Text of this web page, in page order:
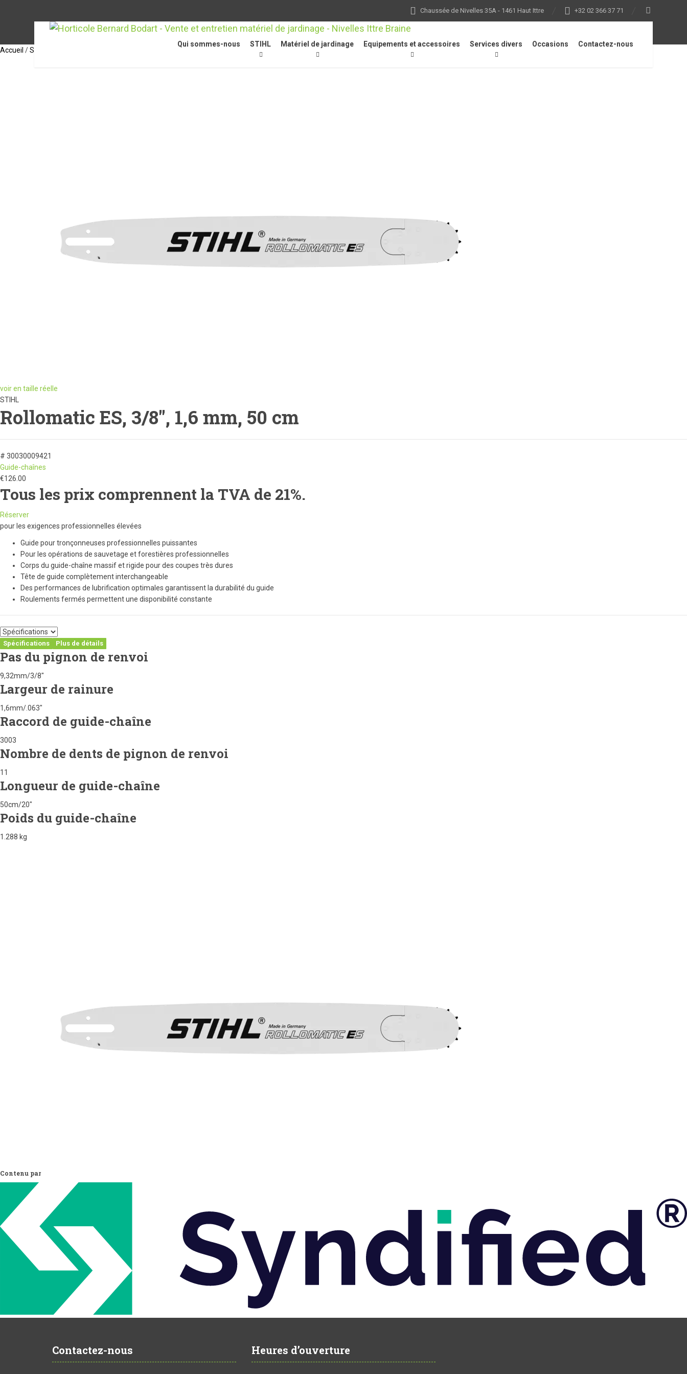
Chaussée de Nivelles 35A - 1461 Haut Ittre +32 02 366 37 71
Qui sommes-nous STIHL Matériel de jardinage Equipements et accessoires Services divers Occasions Contactez-nous
Accueil /STIHL Accessoires Accessoires pour tronçonneuses Rollomatic ES, 3/8", 1,6 mm, 50 cm
voir en taille réelle
STIHL
Rollomatic ES, 3/8", 1,6 mm, 50 cm
# 30030009421
Guide-chaînes
€126.00
Tous les prix comprennent la TVA de 21%.
Réserver
pour les exigences professionnelles élevées
Guide pour tronçonneuses professionnelles puissantes
Pour les opérations de sauvetage et forestières professionnelles
Corps du guide-chaîne massif et rigide pour des coupes très dures
Tête de guide complètement interchangeable
Des performances de lubrification optimales garantissent la durabilité du guide
Roulements fermés permettent une disponibilité constante
Spécifications Plus de détails
Pas du pignon de renvoi
9,32mm/3/8"
Largeur de rainure
1,6mm/.063"
Raccord de guide-chaîne
3003
Nombre de dents de pignon de renvoi
11
Longueur de guide-chaîne
50cm/20"
Poids du guide-chaîne
1.288 kg
Contenu par
Contactez-nous Heures d’ouverture